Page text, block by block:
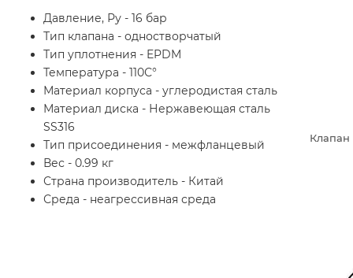
Давление, Ру - 16 бар
Тип клапана - одностворчатый
Тип уплотнения - EPDM
Температура - 110С°
Материал корпуса - углеродистая сталь
Материал диска - Нержавеющая сталь
SS316
Тип присоединения - межфланцевый
Вес - 0.99 кг
Страна производитель - Китай
Среда - неагрессивная среда